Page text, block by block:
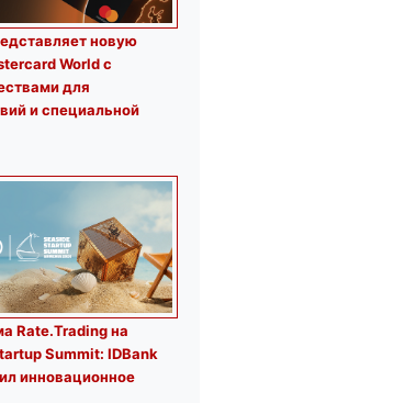
новую
World с
для
и специальной
Rate.Trading на
Summit: IDBank
инновационное